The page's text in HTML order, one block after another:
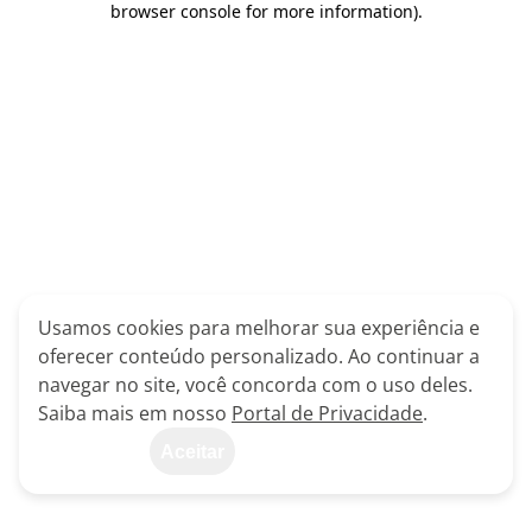
browser console for more information).
Usamos cookies para melhorar sua experiência e
oferecer conteúdo personalizado. Ao continuar a
navegar no site, você concorda com o uso deles.
Saiba mais em nosso Portal de Privacidade.